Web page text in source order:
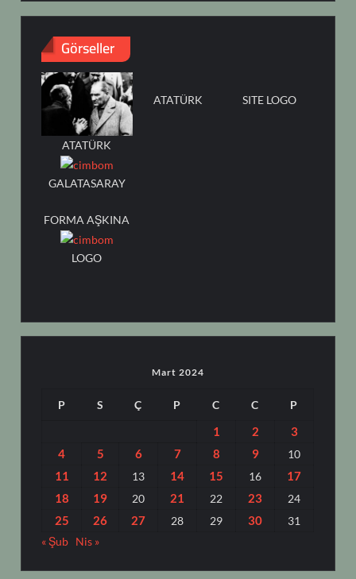
Görseller
ATATÜRK
ATATÜRK SITE LOGO
GALATASARAY
FORMA AŞKINA
LOGO
Mart 2024
P S Ç P C C P
1 2
3
4
5 6 7 8 9 10
11 12 13 14 15 16
17
18
19 20 21 22 23 24
25 26 27 28 29 30
31
« Şub Nis »